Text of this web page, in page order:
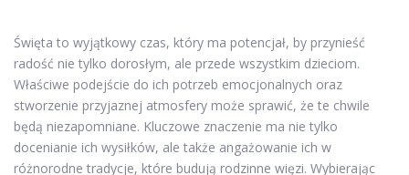
Święta to wyjątkowy czas, który ma potencjał, by przynieść
radość nie tylko dorosłym, ale przede wszystkim dzieciom.
Właściwe podejście do ich potrzeb emocjonalnych oraz
stworzenie przyjaznej atmosfery może sprawić, że te chwile
będą niezapomniane. Kluczowe znaczenie ma nie tylko
docenianie ich wysiłków, ale także angażowanie ich w
różnorodne tradycje, które budują rodzinne więzi. Wybierając